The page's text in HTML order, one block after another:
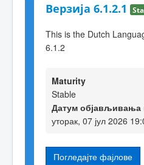
Верзија 6.1.2.1
This is the Dutch
6.1.2
Maturity
Stable
Датум објављивања
уторак, 07 јул 2026
Погледајте фајлове